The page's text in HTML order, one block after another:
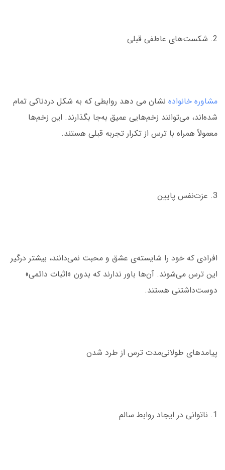
2. شکست‌های عاطفی قبلی
مشاوره خانواده نشان می دهد روابطی که به شکل دردناکی تمام
شده‌اند، می‌توانند زخم‌هایی عمیق به‌جا بگذارند. این زخم‌ها
معمولاً همراه با ترس از تکرار تجربه قبلی هستند.
3. عزت‌نفس پایین
افرادی که خود را شایسته‌ی عشق و محبت نمی‌دانند، بیشتر درگیر
این ترس می‌شوند. آن‌ها باور ندارند که بدون «اثبات دائمی»
دوست‌داشتنی هستند.
پیامدهای طولانی‌مدت ترس از طرد شدن
1. ناتوانی در ایجاد روابط سالم